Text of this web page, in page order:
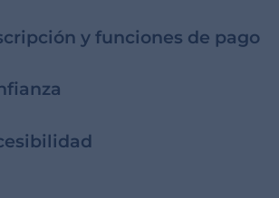
y funciones de pago